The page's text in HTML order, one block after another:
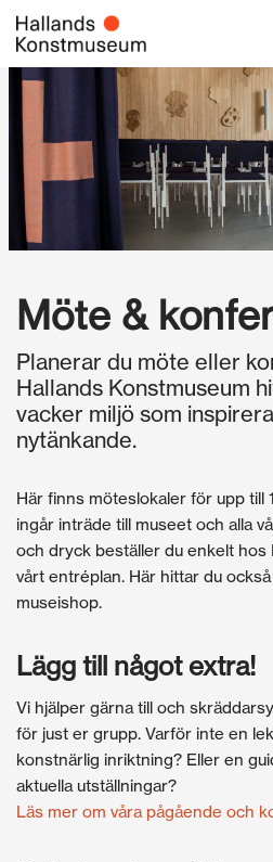
Hoppa
till
innehåll
Möte &
Planerar du möte eller
Hallands Konstmuseum
vacker miljö som
nytänkande.
Här finns möteslokaler för upp till
ingår inträde till museet och alla
och dryck beställer du enkelt
vårt entréplan. Här hittar du
museishop.
Lägg till något extra!
Vi hjälper gärna till och
för just er grupp. Varför inte en
konstnärlig inriktning? Eller en
aktuella utställningar?
Läs mer om våra pågående och